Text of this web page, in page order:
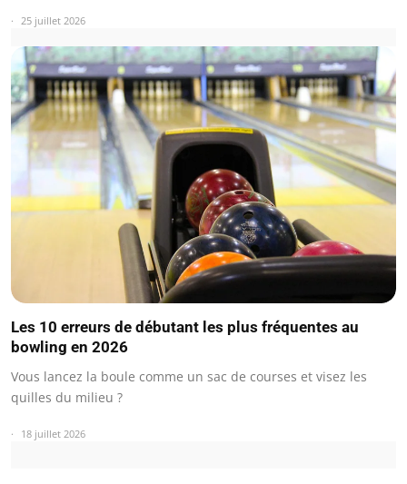
25 juillet 2026
Les 10 erreurs de débutant les plus fréquentes au
bowling en 2026
Vous lancez la boule comme un sac de courses et visez les
quilles du milieu ?
18 juillet 2026